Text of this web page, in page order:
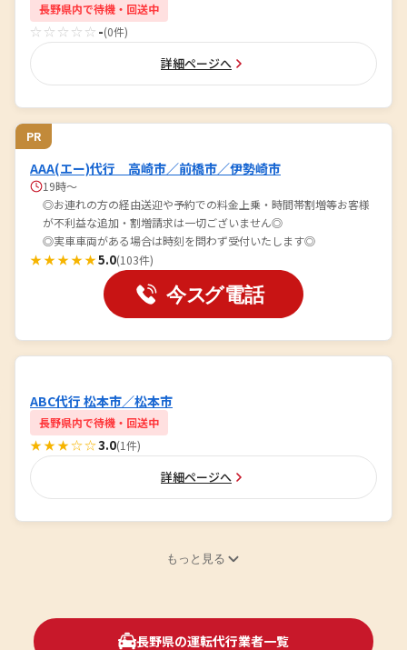
長野県内で待機・回送中
☆☆☆☆☆ -(0件)
詳細ページへ
PR
AAA(エー)代行 高崎市／前橋市／伊勢崎市
19時～
◎お連れの方の経由送迎や予約での料金上乗・時間帯割増等お客様
が不利益な追加・割増請求は一切ございません◎
◎実車車両がある場合は時刻を問わず受付いたします◎
★★★★★5.0(103件)
ABC代行 松本市／松本市
長野県内で待機・回送中
★★★☆☆3.0(1件)
詳細ページへ
もっと見る
長野県の運転代行業者一覧